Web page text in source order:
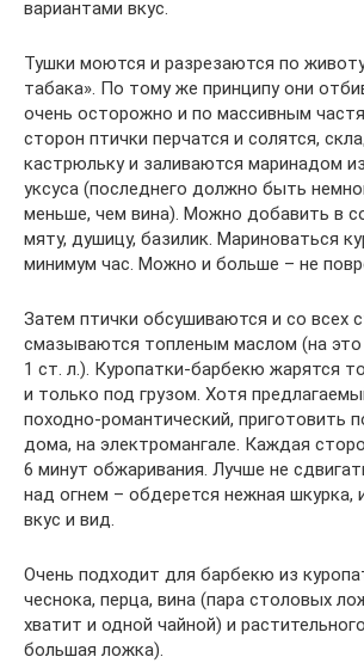
вариантами вкус.
Тушки моются и разрезаются по
табака». По тому же принципу они
очень осторожно и по массивным
сторон птички перчатся и солятся,
кастрюльку и заливаются маринадом
уксуса (последнего должно быть
меньше, чем вина). Можно добавить в
мяту, душицу, базилик. Мариноваться
минимум час. Можно и больше – не
Затем птички обсушиваются и со всех
смазываются топленым маслом (на это
1 ст. л.). Куропатки-барбекю жарятся
и только под грузом. Хотя
походно-романтический, приготовить
дома, на электромангале. Каждая
6 минут обжаривания. Лучше не
над огнем – обдерется нежная шкурка,
вкус и вид.
Очень подходит для барбекю из
чеснока, перца, вина (пара столовых
хватит и одной чайной) и
большая ложка).